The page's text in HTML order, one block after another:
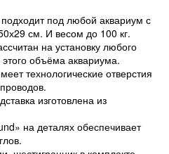
под любой аквариум с
см. И весом до 100 кг.
на установку любого
объёма аквариума.
технологические отверстия
изготовлена из
на деталях обеспечивает